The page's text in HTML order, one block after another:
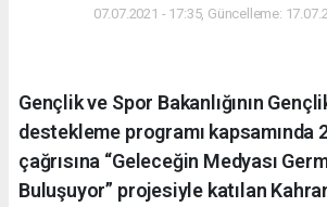
07.07.2021 - 17:35, Güncelleme:
Gençlik ve Spor Bakanlığının
destekleme programı kapsamında
çağrısına “Geleceğin Medyası
Buluşuyor” projesiyle katılan